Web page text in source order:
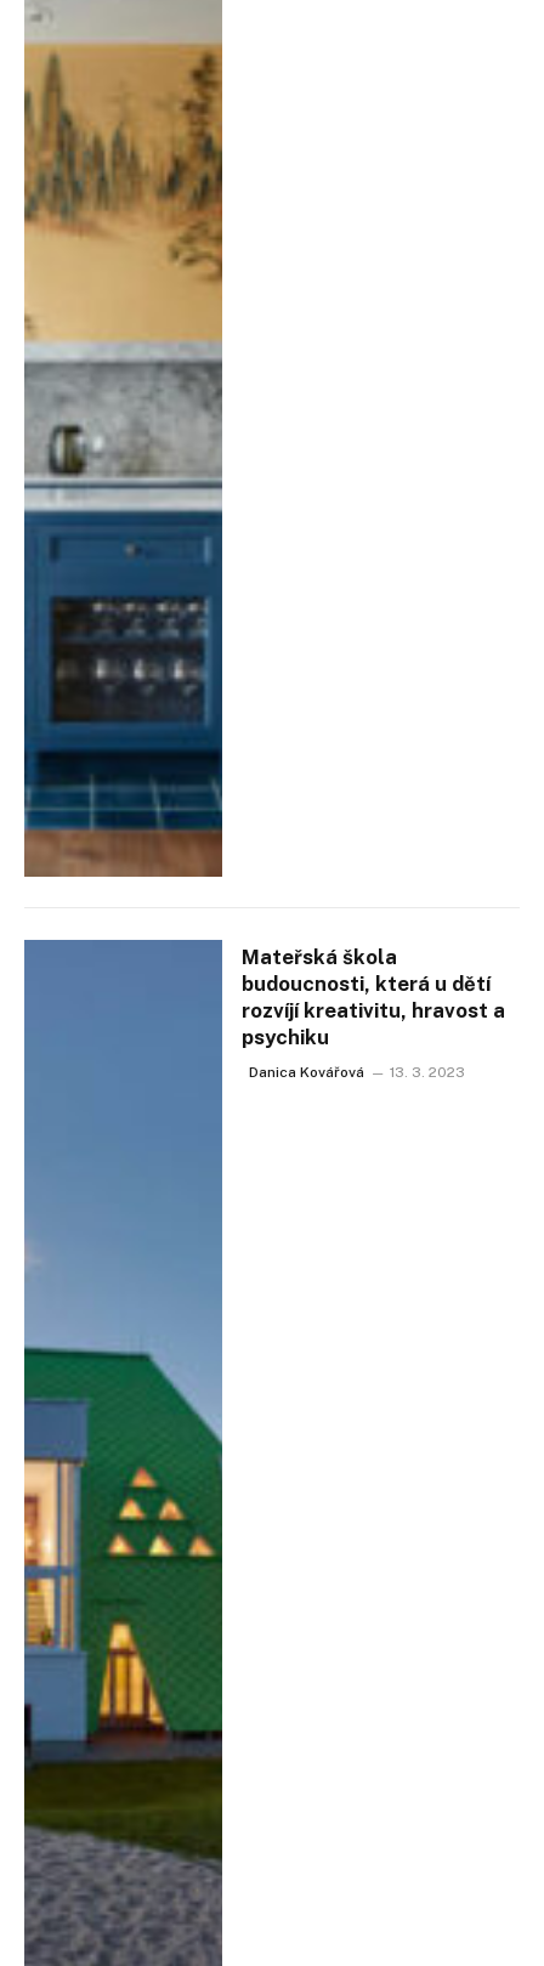
Mateřská škola
budoucnosti, která u dětí
rozvíjí kreativitu, hravost a
psychiku
Danica Kovářová 13. 3. 2023